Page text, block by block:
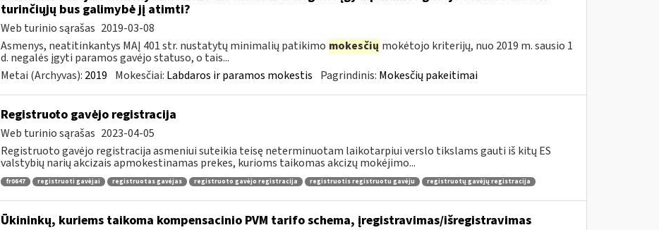
turinčiųjų bus galimybė jį atimti?
Web turinio sąrašas 2019-03-08
Asmenys, neatitinkantys MAĮ 401 str. nustatytų minimalių patikimo mokesčių mokėtojo kriterijų, nuo 2019 m. sausio 1
d. negalės įgyti paramos gavėjo statuso, o tais...
Metai (Archyvas): 2019 Mokesčiai: Labdaros ir paramos mokestis Pagrindinis: Mokesčių pakeitimai
Registruoto gavėjo registracija
Web turinio sąrašas 2023-04-05
Registruoto gavėjo registracija asmeniui suteikia teisę neterminuotam laikotarpiui verslo tikslams gauti iš kitų ES
valstybių narių akcizais apmokestinamas prekes, kurioms taikomas akcizų mokėjimo...
fr0647 registruoti gavėjai registruotas gavėjas registruoto gavėjo registracija registruotis registruotu gavėju registruotų gavėjų registracija
Ūkininkų, kuriems taikoma kompensacinio PVM tarifo schema, įregistravimas/išregistravimas